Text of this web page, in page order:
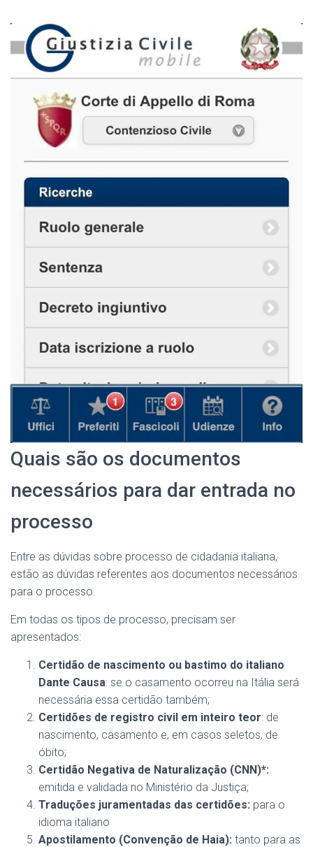
Quais são os documentos
necessários para dar entrada no
processo
Entre as dúvidas sobre processo de cidadania italiana,
estão as dúvidas referentes aos documentos necessários
para o processo.
Em todas os tipos de processo, precisam ser
apresentados:
Certidão de nascimento ou bastimo do italiano
Dante Causa: se o casamento ocorreu na Itália será
necessária essa certidão também;
Certidões de registro civil em inteiro teor: de
nascimento, casamento e, em casos seletos, de
óbito;
Certidão Negativa de Naturalização (CNN)*:
emitida e validada no Ministério da Justiça;
Traduções juramentadas das certidões: para o
idioma italiano
Apostilamento (Convenção de Haia): tanto para as